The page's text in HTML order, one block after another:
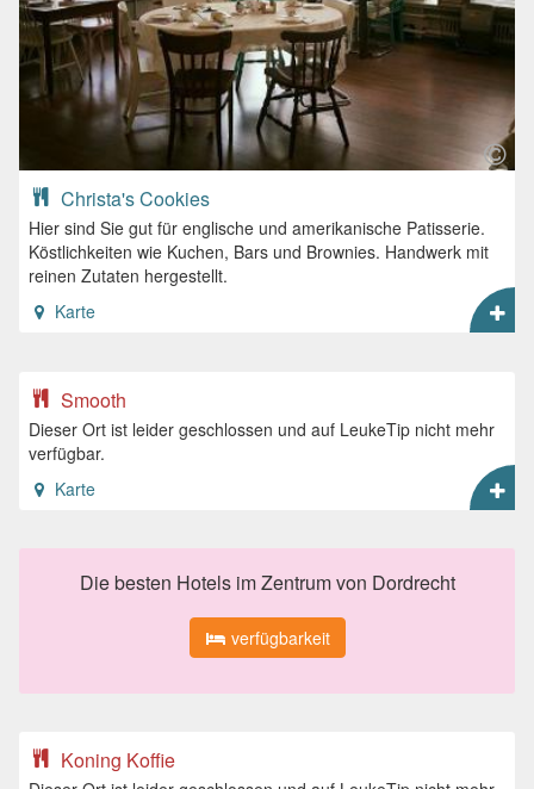
Christa's Cookies
Hier sind Sie gut für englische und amerikanische Patisserie.
Köstlichkeiten wie Kuchen, Bars und Brownies. Handwerk mit
reinen Zutaten hergestellt.
Karte
Smooth
Dieser Ort ist leider geschlossen und auf LeukeTip nicht mehr
verfügbar.
Karte
Die besten Hotels im Zentrum von Dordrecht
verfügbarkeit
Koning Koffie